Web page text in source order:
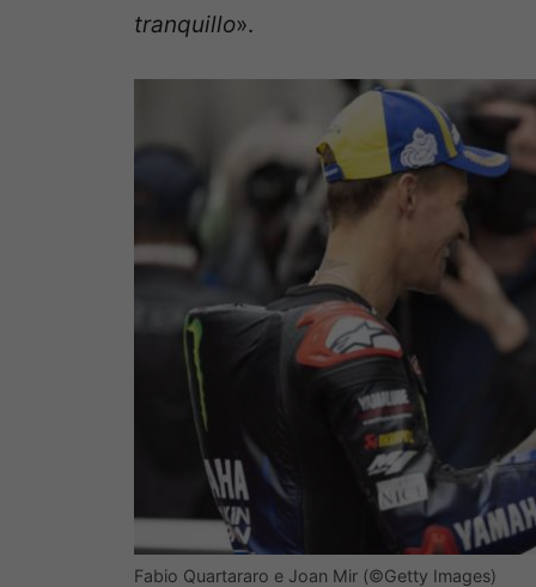
tranquillo».
Fabio Quartararo e Joan Mir (©Getty Images)